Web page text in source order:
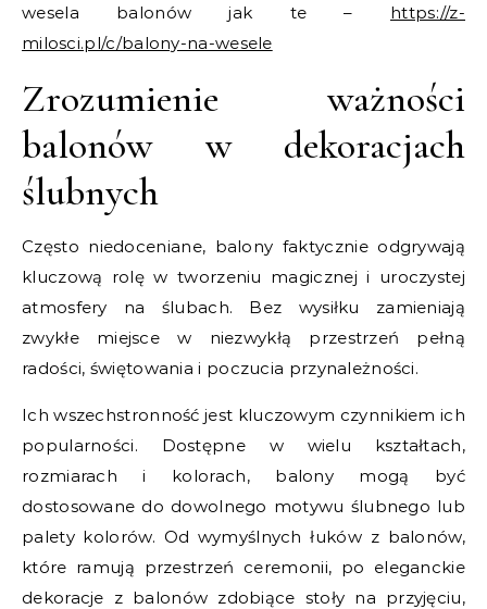
wesela balonów jak te – https://z-
milosci.pl/c/balony-na-wesele
Zrozumienie ważności
balonów w dekoracjach
ślubnych
Często niedoceniane, balony faktycznie odgrywają
kluczową rolę w tworzeniu magicznej i uroczystej
atmosfery na ślubach. Bez wysiłku zamieniają
zwykłe miejsce w niezwykłą przestrzeń pełną
radości, świętowania i poczucia przynależności.
Ich wszechstronność jest kluczowym czynnikiem ich
popularności. Dostępne w wielu kształtach,
rozmiarach i kolorach, balony mogą być
dostosowane do dowolnego motywu ślubnego lub
palety kolorów. Od wymyślnych łuków z balonów,
które ramują przestrzeń ceremonii, po eleganckie
dekoracje z balonów zdobiące stoły na przyjęciu,